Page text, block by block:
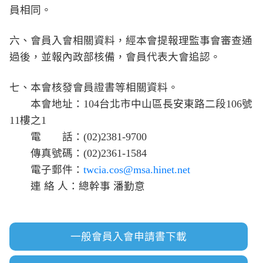
員相同。
六、會員入會相關資料，經本會提報理監事會審查通
過後，並報內政部核備，會員代表大會追認。
七、本會核發會員證書等相關資料。
本會地址：104台北市中山區長安東路二段106號
11樓之1
電 話：(02)2381-9700
傳真號碼：(02)2361-1584
電子郵件： twcia.cos@msa.hinet.net
連 絡 人：總幹事 潘勤意
一般會員入會申請書下載